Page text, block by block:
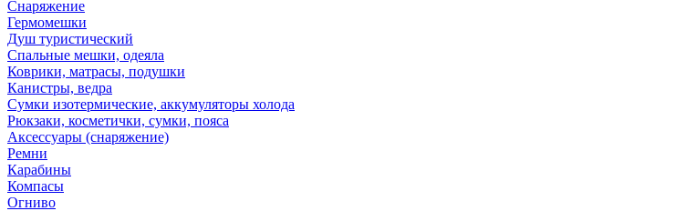
Снаряжение
Гермомешки
Душ туристический
Спальные мешки, одеяла
Коврики, матрасы, подушки
Канистры, ведра
Сумки изотермические, аккумуляторы холода
Рюкзаки, косметички, сумки, пояса
Аксессуары (снаряжение)
Ремни
Карабины
Компасы
Огниво